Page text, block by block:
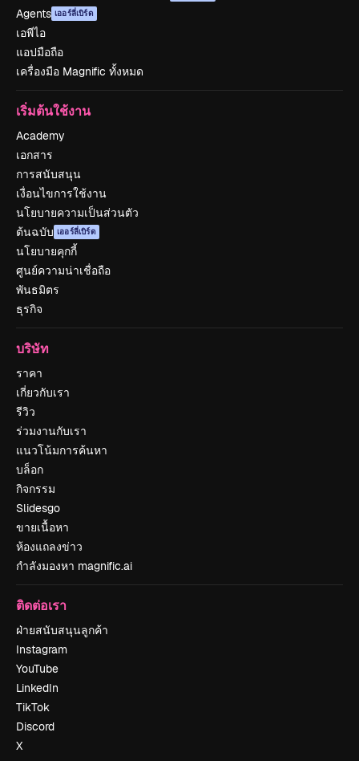
Agents เออร์ลี่เบิร์ด
เอพีไอ
แอปมือถือ
เครื่องมือ Magnific ทั้งหมด
เริ่มต้นใช้งาน
Academy
เอกสาร
การสนับสนุน
เงื่อนไขการใช้งาน
นโยบายความเป็นส่วนตัว
ต้นฉบับ เออร์ลี่เบิร์ด
นโยบายคุกกี้
ศูนย์ความน่าเชื่อถือ
พันธมิตร
ธุรกิจ
บริษัท
ราคา
เกี่ยวกับเรา
รีวิว
ร่วมงานกับเรา
แนวโน้มการค้นหา
บล็อก
กิจกรรม
Slidesgo
ขายเนื้อหา
ห้องแถลงข่าว
กำลังมองหา magnific.ai
ติดต่อเรา
ฝ่ายสนับสนุนลูกค้า
Instagram
YouTube
LinkedIn
TikTok
Discord
X